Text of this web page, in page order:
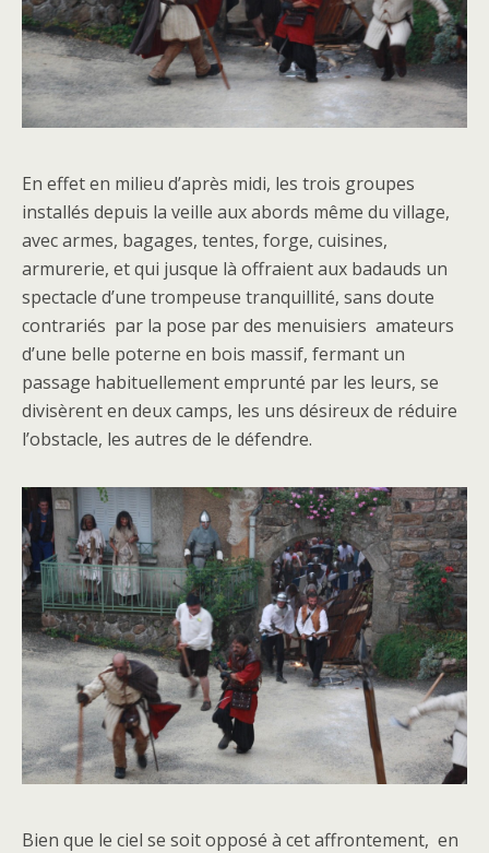
En effet en milieu d’après midi, les trois groupes
installés depuis la veille aux abords même du village,
avec armes, bagages, tentes, forge, cuisines,
armurerie, et qui jusque là offraient aux badauds un
spectacle d’une trompeuse tranquillité, sans doute
contrariés par la pose par des menuisiers amateurs
d’une belle poterne en bois massif, fermant un
passage habituellement emprunté par les leurs, se
divisèrent en deux camps, les uns désireux de réduire
l’obstacle, les autres de le défendre.
Bien que le ciel se soit opposé à cet affrontement, en